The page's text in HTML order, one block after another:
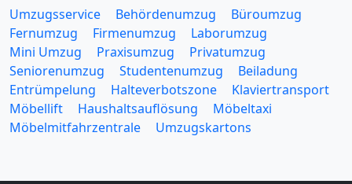
Umzugsservice Behördenumzug
Büroumzug
Fernumzug
Firmenumzug
Laborumzug
Mini Umzug
Praxisumzug
Privatumzug
Seniorenumzug
Studentenumzug
Beiladung
Entrümpelung
Halteverbotszone
Klaviertransport
Möbellift
Haushaltsauflösung
Möbeltaxi
Möbelmitfahrzentrale
Umzugskartons